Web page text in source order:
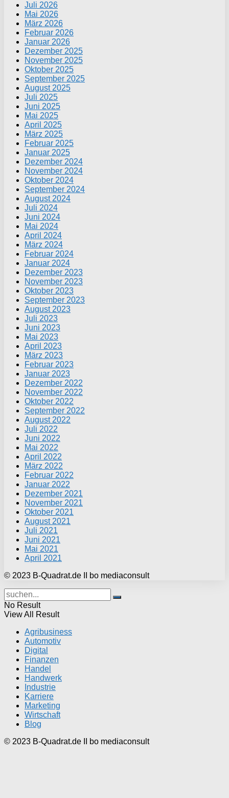
Juli 2026
Mai 2026
März 2026
Februar 2026
Januar 2026
Dezember 2025
November 2025
Oktober 2025
September 2025
August 2025
Juli 2025
Juni 2025
Mai 2025
April 2025
März 2025
Februar 2025
Januar 2025
Dezember 2024
November 2024
Oktober 2024
September 2024
August 2024
Juli 2024
Juni 2024
Mai 2024
April 2024
März 2024
Februar 2024
Januar 2024
Dezember 2023
November 2023
Oktober 2023
September 2023
August 2023
Juli 2023
Juni 2023
Mai 2023
April 2023
März 2023
Februar 2023
Januar 2023
Dezember 2022
November 2022
Oktober 2022
September 2022
August 2022
Juli 2022
Juni 2022
Mai 2022
April 2022
März 2022
Februar 2022
Januar 2022
Dezember 2021
November 2021
Oktober 2021
August 2021
Juli 2021
Juni 2021
Mai 2021
April 2021
© 2023 B-Quadrat.de II bo mediaconsult
No Result
View All Result
Agribusiness
Automotiv
Digital
Finanzen
Handel
Handwerk
Industrie
Karriere
Marketing
Wirtschaft
Blog
© 2023 B-Quadrat.de II bo mediaconsult